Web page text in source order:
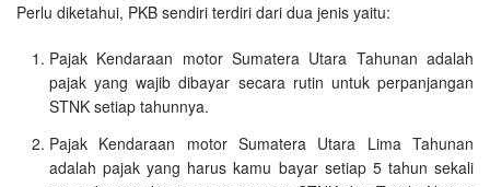
Perlu diketahui, PKB sendiri terdiri dari dua jenis yaitu:
Pajak Kendaraan motor Sumatera Utara Tahunan adalah
pajak yang wajib dibayar secara rutin untuk perpanjangan
STNK setiap tahunnya.
Pajak Kendaraan motor Sumatera Utara Lima Tahunan
adalah pajak yang harus kamu bayar setiap 5 tahun sekali